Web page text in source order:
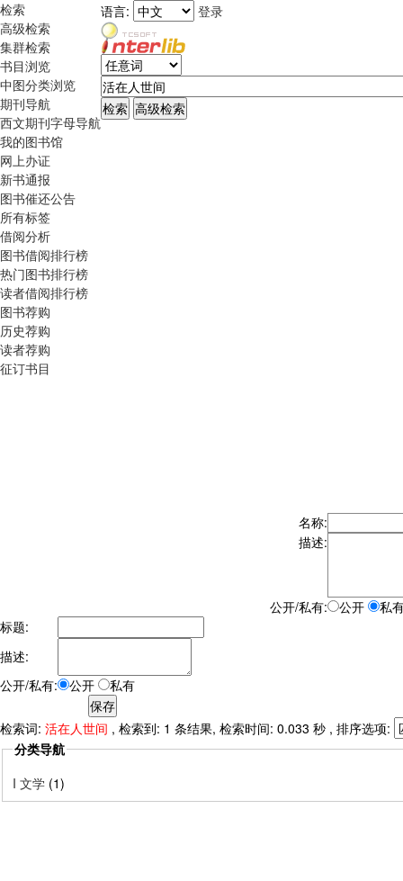
检索
高级检索
集群检索
书目浏览
中图分类浏览
期刊导航
西文期刊字母导航
我的图书馆
网上办证
新书通报
图书催还公告
所有标签
借阅分析
图书借阅排行榜
热门图书排行榜
读者借阅排行榜
图书荐购
历史荐购
读者荐购
征订书目
语言: 登录
名称:
描述:
公开/私有: 公开
私
标题:
描述:
公开/私有:
公开 私有
检索词: 活在人世间 , 检索到: 1 条结果, 检索时间: 0.033 秒 , 排序选项:
分类导航
I 文学 (1)